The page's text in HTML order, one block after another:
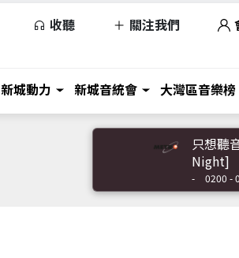
收聽 關注我們
新城動力 新城音統會 大灣區音樂榜
只想聽
Night]
- 0200 -